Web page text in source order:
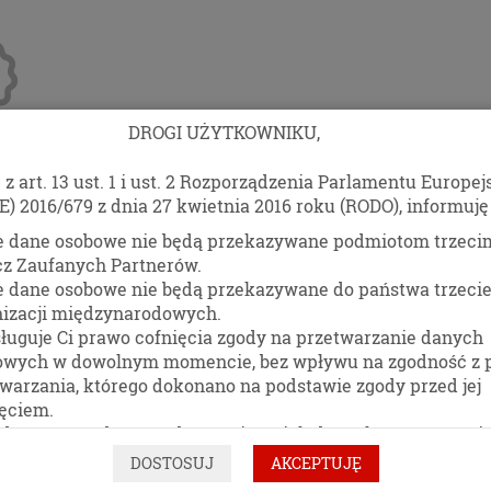
Blog Kontakt
KONTAKT
511 477 389
WYŚLIJ
Imię
DROGI UŻYTKOWNIKU,
art. 13 ust. 1 i ust. 2 Rozporządzenia Parlamentu
2016/679 z dnia 27 kwietnia 2016 roku (RODO), informuję
dane osobowe nie będą przekazywane podmiotom
Zaufanych Partnerów.
dane osobowe nie będą przekazywane do państwa
międzynarodowych.
Ci prawo cofnięcia zgody na przetwarzanie danych
w dowolnym momencie, bez wpływu na zgodność z
którego dokonano na podstawie zgody przed jej
prawo dostępu do treści swoich danych oraz prawo
a także do przenoszenia swoich danych
od administratora Pani/Pana danych osobowych, w
DOSTOSUJ AKCEPTUJĘ